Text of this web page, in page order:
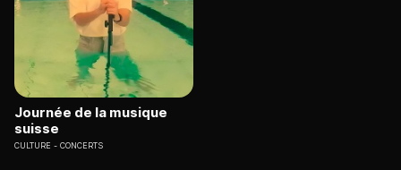
Journée de la musique
suisse
CULTURE CONCERTS